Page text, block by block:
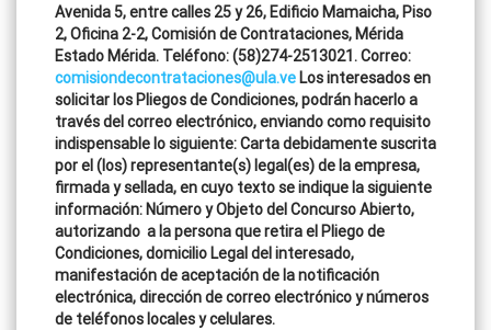
Avenida 5, entre calles 25 y 26, Edificio Mamaicha, Piso
2, Oficina 2-2, Comisión de Contrataciones, Mérida
Estado Mérida. Teléfono: (58)274-2513021. Correo:
comisiondecontrataciones@ula.ve Los interesados en
solicitar los Pliegos de Condiciones, podrán hacerlo a
través del correo electrónico, enviando como requisito
indispensable lo siguiente: Carta debidamente suscrita
por el (los) representante(s) legal(es) de la empresa,
firmada y sellada, en cuyo texto se indique la siguiente
información: Número y Objeto del Concurso Abierto,
autorizando a la persona que retira el Pliego de
Condiciones, domicilio Legal del interesado,
manifestación de aceptación de la notificación
electrónica, dirección de correo electrónico y números
de teléfonos locales y celulares.